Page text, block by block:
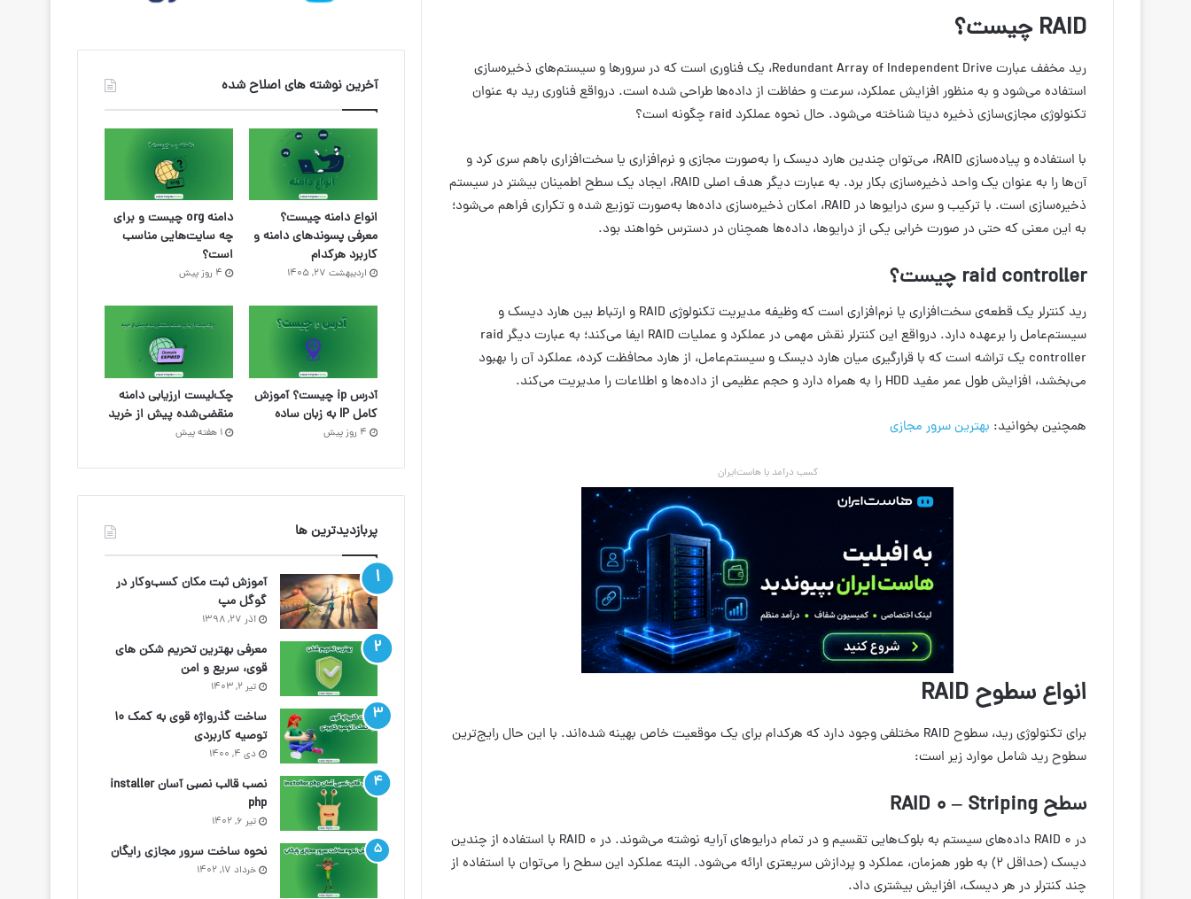
RAID چیست؟
رید مخفف عبارت Redundant Array of Independent Drive، یک فناوری است که در سرورها و سیستم‌های ذخیره‌سازی
استفاده می‌شود و به منظور افزایش عملکرد، سرعت و حفاظت از داده‌ها طراحی شده است. در‌واقع فناوری رید به عنوان
تکنولوژی مجازی‌سازی ذخیره دیتا شناخته می‌شود. حال نحوه عملکرد raid چگونه است؟
با استفاده و پیاده‌سازی RAID، می‌توان چندین هارد دیسک را به‌صورت مجازی و نرم‌افزاری یا سخت‌افزاری با‌هم سری کرد و
آن‌ها را به عنوان یک واحد ذخیره‌سازی بکار برد. به عبارت دیگر هدف اصلی RAID، ایجاد یک سطح اطمینان بیشتر در سیستم
ذخیره‌سازی است. با ترکیب و سری درایوها در RAID، امکان ذخیره‌سازی داده‌ها به‌صورت توزیع شده و تکراری فراهم می‌شود؛
به این معنی که حتی در صورت خرابی یکی از درایوها، داده‌ها همچنان در دسترس خواهند بود.
raid controller چیست؟
رید کنترلر یک قطعه‌ی سخت‌افزاری یا نرم‌افزاری است که وظیفه مدیریت تکنولوژی RAID و ارتباط بین هارد دیسک‌ و
سیستم‌عامل را بر‌عهده دارد. در‌واقع این کنترلر نقش مهمی در عملکرد و عملیات RAID ایفا می‌کند؛ به عبارت دیگر raid
controller یک تراشه است که با قرار‌گیری میان هارد دیسک و سیستم‌عامل، از هارد محافظت کرده، عملکرد آن را بهبود
می‌بخشد، افزایش طول عمر مفید HDD را به همراه دارد و حجم عظیمی از داده‌ها و اطلاعات را مدیریت می‌کند.
همچنین بخوانید: بهترین سرور مجازی
کسب درآمد با هاست‌ایران
انواع سطوح RAID
برای تکنولوژی رید، سطوح RAID مختلفی وجود دارد که هر‌کدام برای یک موقعیت خاص بهینه شده‌اند. با این حال رایج‌ترین
سطوح رید شامل موارد زیر است:
سطح RAID 0 – Striping
در RAID 0 داده‌های سیستم به بلوک‌هایی تقسیم و در تمام درایوهای آرایه نوشته می‌شوند. در RAID 0 با استفاده از چندین
دیسک (حداقل ۲) به طور همزمان، عملکرد و پردازش سریعتری ارائه می‌شود. البته عملکرد این سطح را می‌توان با استفاده از
چند کنترلر در هر دیسک، افزایش بیشتری داد.
آخرین نوشته های اصلاح شده
انواع دامنه چیست؟
معرفی پسوندهای دامنه و
کاربرد هرکدام
اردیبهشت ۲۷, ۱۴۰۵
دامنه org چیست و برای
چه سایت‌هایی مناسب
است؟
4 روز پیش
آدرس ip چیست؟ آموزش
کامل IP به زبان ساده
4 روز پیش
چک‌لیست ارزیابی دامنه
منقضی‌شده پیش از خرید
1 هفته پیش
پربازدیدترین ها
آموزش ثبت مکان کسب‌وکار در
گوگل مپ
آذر ۲۷, ۱۳۹۸
معرفی بهترین تحریم شکن های
قوی، سریع و امن
تیر ۲, ۱۴۰۳
ساخت گذرواژه قوی به کمک ۱۰
توصیه کاربردی
دی ۴, ۱۴۰۰
نصب قالب نصبی آسان installer
php
تیر ۶, ۱۴۰۲
نحوه ساخت سرور مجازی رایگان
خرداد ۱۷, ۱۴۰۲